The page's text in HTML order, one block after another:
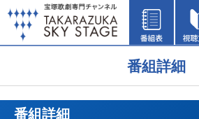
番組詳細
番組詳細